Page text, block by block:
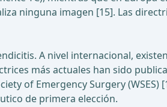
ninguna imagen [15]. Las
A nivel internacional,
más actuales han sido
of Emergency Surgery
de primera elección.